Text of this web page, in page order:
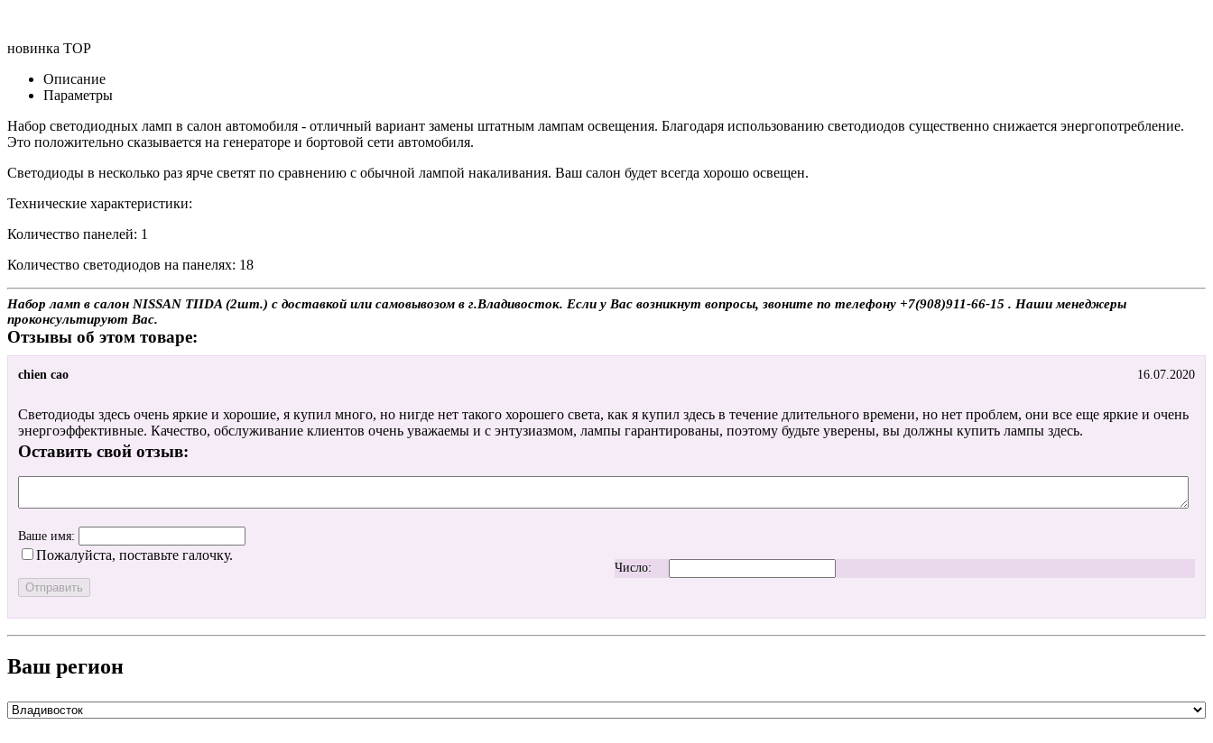
новинка TOP
Описание
Параметры
Набор светодиодных ламп в салон автомобиля - отличный вариант замены штатным лампам освещения. Благодаря использованию светодиодов существенно снижается энергопотребление.
Это положительно сказывается на генераторе и бортовой сети автомобиля.
Светодиоды в несколько раз ярче светят по сравнению с обычной лампой накаливания. Ваш салон будет всегда хорошо освещен.
Технические характеристики:
Количество панелей: 1
Количество светодиодов на панелях: 18
Набор ламп в салон NISSAN TIIDA (2шт.) с доставкой или самовывозом в г.Владивосток. Если у Вас возникнут вопросы, звоните по телефону +7(908)911-66-15 . Наши менеджеры
проконсультируют Вас.
Отзывы об этом товаре:
chien cao 16.07.2020
Светодиоды здесь очень яркие и хорошие, я купил много, но нигде нет такого хорошего света, как я купил здесь в течение длительного времени, но нет проблем, они все еще яркие и очень
энергоэффективные. Качество, обслуживание клиентов очень уважаемы и с энтузиазмом, лампы гарантированы, поэтому будьте уверены, вы должны купить лампы здесь.
Оставить свой отзыв:
Ваше имя:
Пожалуйста, поставьте галочку.
Число:
Ваш регион